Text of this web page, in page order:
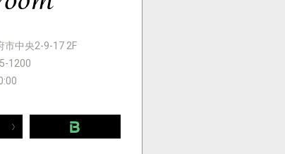
市中央2-9-17 2F
1200